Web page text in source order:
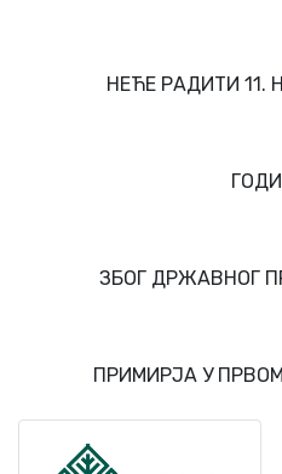
НЕЋЕ РАДИТИ 11.
ЗБОГ ДРЖАВНОГ
ПРИМИРЈА У